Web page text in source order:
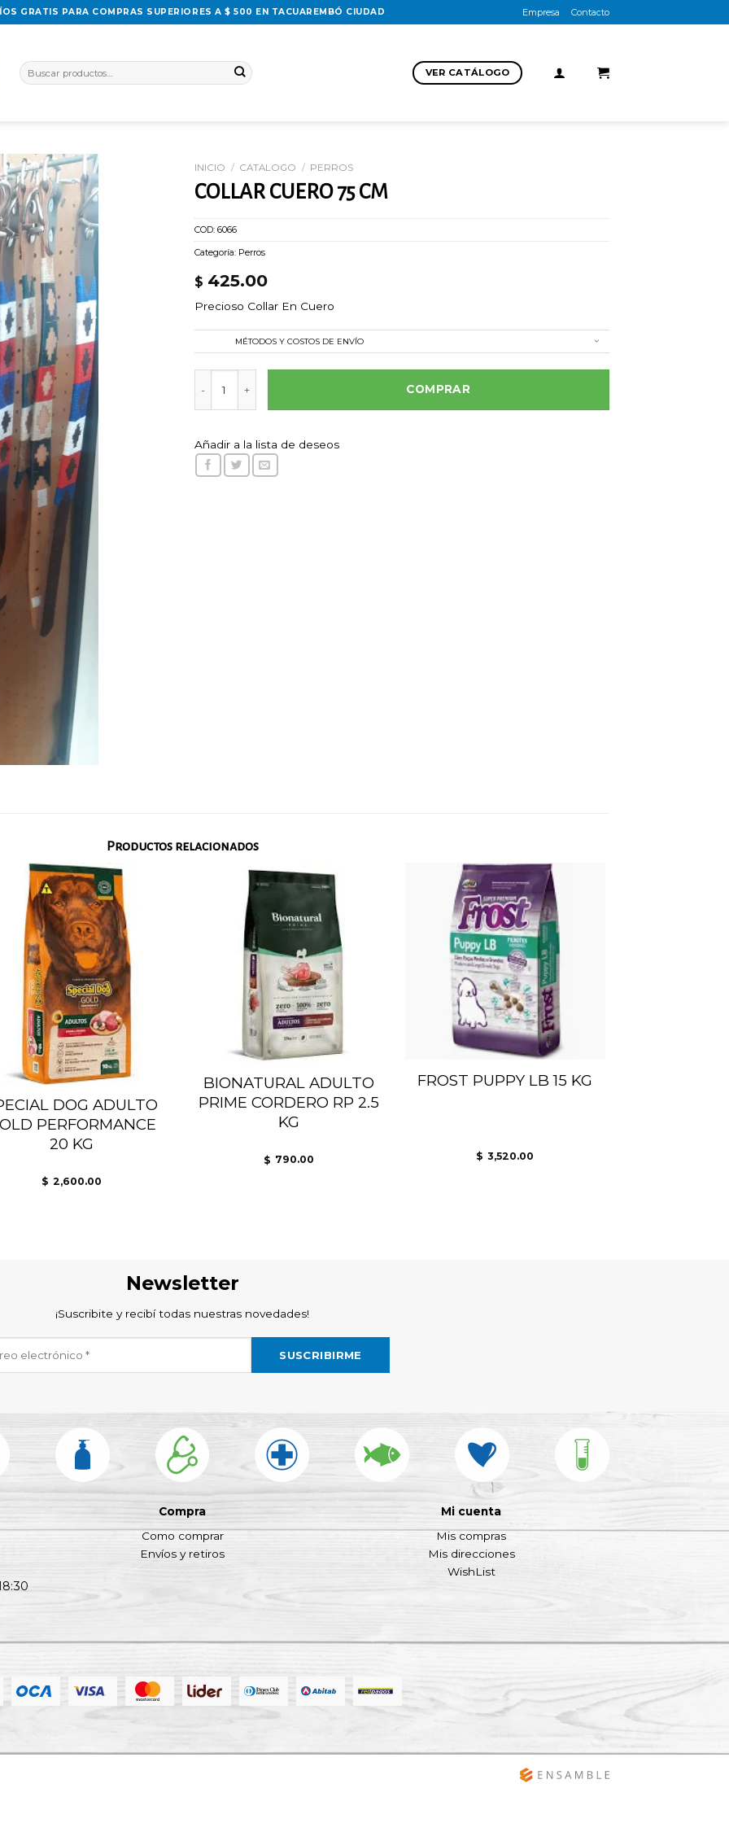
GRATIS PARA COMPRAS SUPERIORES A $ 500 EN TACUAREMBÓ CIUDAD Empresa Contacto
Buscar
por:
VER CATÁLOGO
Añadir
a la
lista
de
deseos
INICIO / CATALOGO / PERROS
COLLAR CUERO 75 CM
COD: 6066
Categoría: Perros
$ 425.00
Precioso Collar En Cuero
MÉTODOS Y COSTOS DE ENVÍO
COMPRAR
Añadir a la lista de deseos
Productos relacionados
DOG ADULTO
PERFORMANCE
20 KG
$ 2,600.00
BIONATURAL ADULTO
PRIME CORDERO RP 2.5
KG
$ 790.00
FROST PUPPY LB 15 KG
$ 3,520.00
Newsletter
¡Suscribite y recibí todas nuestras novedades!
Compra
Como comprar
Envíos y retiros
Mi cuenta
Mis compras
Mis direcciones
WishList